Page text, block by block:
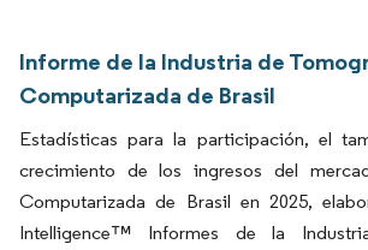
Informe de la Industria de
Computarizada de Brasil
Estadísticas para la participación, el
crecimiento de los ingresos del
Computarizada de Brasil en 2025,
Intelligence™ Informes de la